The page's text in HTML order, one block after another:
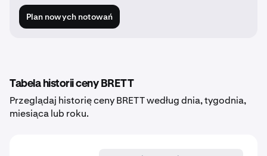
Plan nowych notowań
Tabela historii ceny BRETT
Przeglądaj historię ceny BRETT według dnia, tygodnia,
miesiąca lub roku.